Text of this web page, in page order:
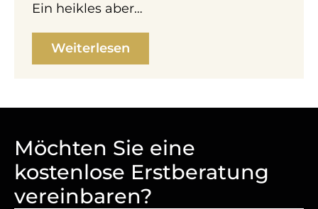
Ein heikles aber…
Weiterlesen
Möchten Sie eine
kostenlose Erstberatung
vereinbaren?